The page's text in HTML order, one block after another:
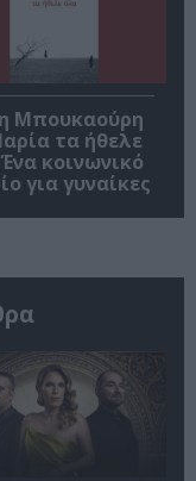
Μπουκαούρη
τα ήθελε
κοινωνικό
για γυναίκες